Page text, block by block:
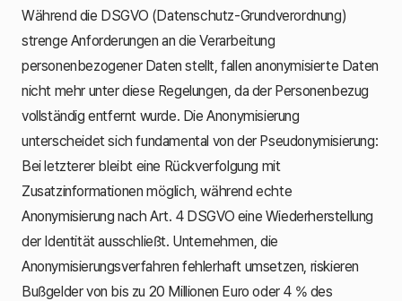
Während die DSGVO (Datenschutz-Grundverordnung)
strenge Anforderungen an die Verarbeitung
personenbezogener Daten stellt, fallen anonymisierte Daten
nicht mehr unter diese Regelungen, da der Personenbezug
vollständig entfernt wurde. Die Anonymisierung
unterscheidet sich fundamental von der Pseudonymisierung:
Bei letzterer bleibt eine Rückverfolgung mit
Zusatzinformationen möglich, während echte
Anonymisierung nach Art. 4 DSGVO eine Wiederherstellung
der Identität ausschließt. Unternehmen, die
Anonymisierungsverfahren fehlerhaft umsetzen, riskieren
Bußgelder von bis zu 20 Millionen Euro oder 4 % des